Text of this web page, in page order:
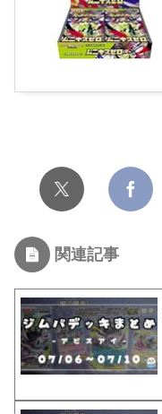
関連記事